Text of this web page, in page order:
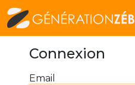
Connexion
Email